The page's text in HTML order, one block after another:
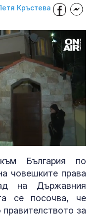
Кръстева
България по
човешките права
на Държавния
се посочва, че
за